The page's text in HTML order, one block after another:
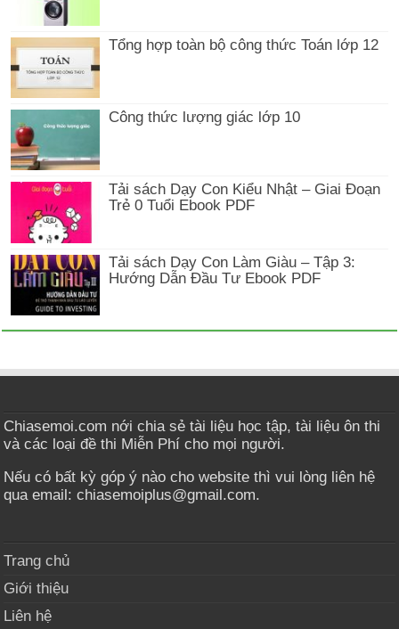
Tổng hợp toàn bộ công thức Toán lớp 12
Công thức lượng giác lớp 10
Tải sách Dạy Con Kiểu Nhật – Giai Đoạn
Trẻ 0 Tuổi Ebook PDF
Tải sách Dạy Con Làm Giàu – Tập 3:
Hướng Dẫn Đầu Tư Ebook PDF
Chiasemoi.com nới chia sẻ tài liệu học tập, tài liệu ôn thi
và các loại đề thi Miễn Phí cho mọi người.
Nếu có bất kỳ góp ý nào cho website thì vui lòng liên hệ
qua email: chiasemoiplus@gmail.com.
Trang chủ
Giới thiệu
Liên hệ